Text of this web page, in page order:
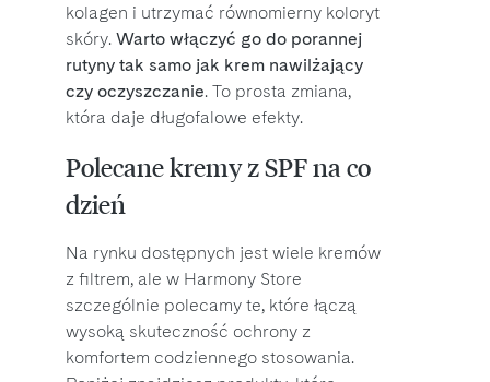
kolagen i utrzymać równomierny koloryt
skóry. Warto włączyć go do porannej
rutyny tak samo jak krem nawilżający
czy oczyszczanie. To prosta zmiana,
która daje długofalowe efekty.
Polecane kremy z SPF na co
dzień
Na rynku dostępnych jest wiele kremów
z filtrem, ale w Harmony Store
szczególnie polecamy te, które łączą
wysoką skuteczność ochrony z
komfortem codziennego stosowania.